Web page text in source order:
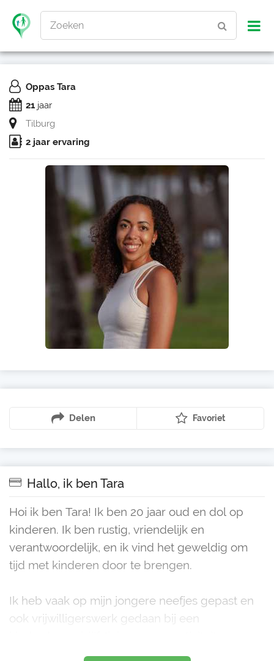
Zoeken
Oppas Tara
21 jaar
Tilburg
2 jaar ervaring
Delen Favoriet
Hallo, ik ben Tara
Hoi ik ben Tara! Ik ben 20 jaar oud en dol op
kinderen. Ik ben rustig, vriendelijk en
verantwoordelijk, en ik vind het geweldig om
tijd met kinderen door te brengen.
Ik heb vaak op mijn jongere neefjes gepast en
ook vrijwilligerswerk gedaan bij een
knutselen, spelletjes spelen en samen dingen